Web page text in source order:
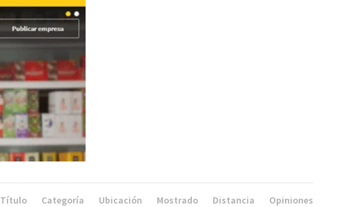
Título Categoría Ubicación Mostrado Distancia Opiniones